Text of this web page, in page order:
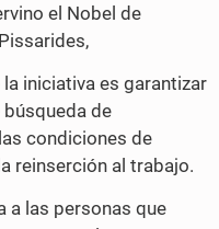
el Nobel de
iniciativa es garantizar
de
condiciones de
reinserción al trabajo.
a las personas que